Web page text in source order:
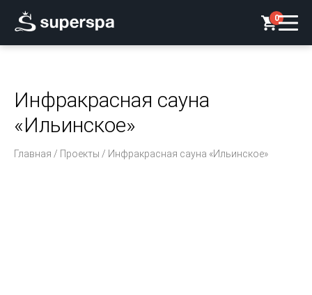
0
Инфракрасная сауна
«Ильинское»
Главная / Проекты / Инфракрасная сауна «Ильинское»